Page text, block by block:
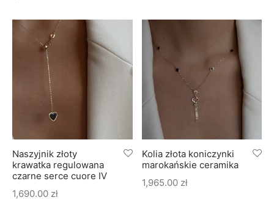
Naszyjnik złoty
krawatka regulowana
czarne serce cuore IV
1,690.00 zł
Kolia złota koniczynki
marokańskie ceramika
1,965.00 zł